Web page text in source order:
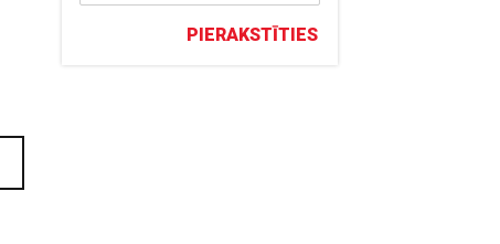
PIERAKSTĪTIES